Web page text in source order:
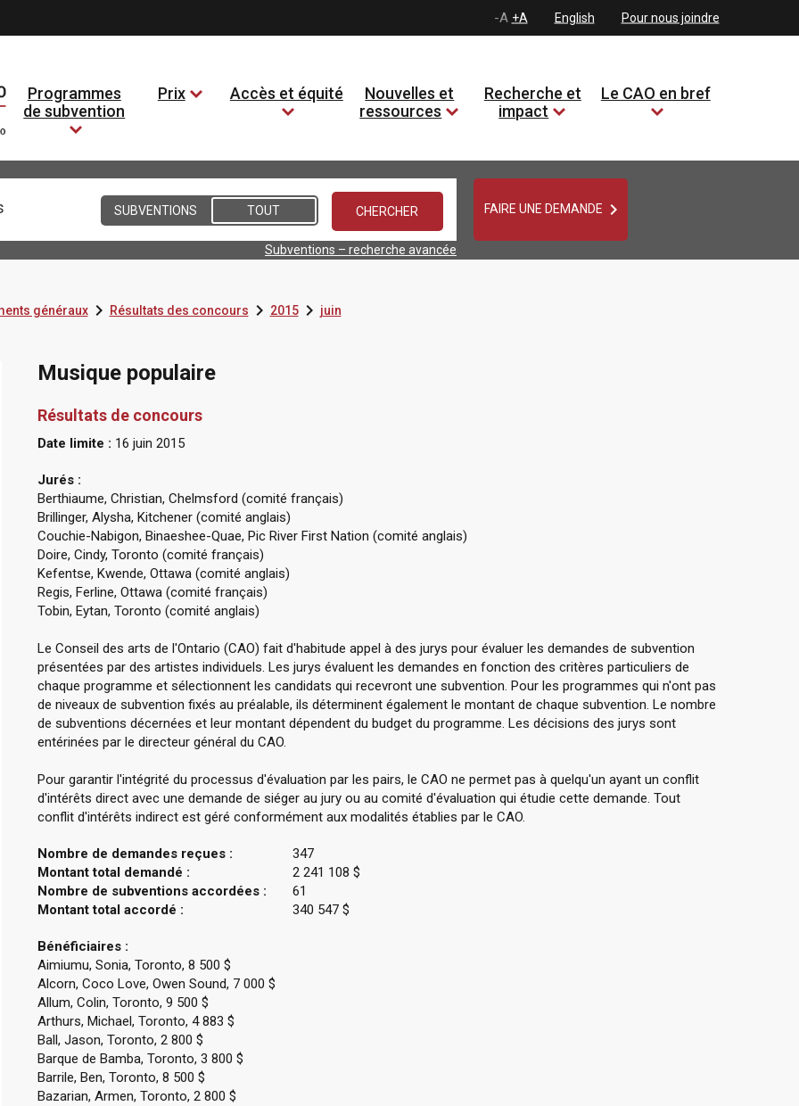
-A +A English Pour nous joindre
Programmes
de subvention
Prix Accès et équité
Nouvelles et
ressources
Recherche et
impact
Le CAO en bref
SUBVENTIONS TOUT
Subventions – recherche avancée
FAIRE UNE DEMANDE 
générauxRésultats des concours2015juin
Musique populaire
Résultats de concours
Date limite : 16 juin 2015
Jurés :
Berthiaume, Christian, Chelmsford (comité français)
Brillinger, Alysha, Kitchener (comité anglais)
Couchie-Nabigon, Binaeshee-Quae, Pic River First Nation (comité anglais)
Doire, Cindy, Toronto (comité français)
Kefentse, Kwende, Ottawa (comité anglais)
Regis, Ferline, Ottawa (comité français)
Tobin, Eytan, Toronto (comité anglais)
Le Conseil des arts de l'Ontario (CAO) fait d'habitude appel à des jurys pour évaluer les demandes de subvention
présentées par des artistes individuels. Les jurys évaluent les demandes en fonction des critères particuliers de
chaque programme et sélectionnent les candidats qui recevront une subvention. Pour les programmes qui n'ont pas
de niveaux de subvention fixés au préalable, ils déterminent également le montant de chaque subvention. Le nombre
de subventions décernées et leur montant dépendent du budget du programme. Les décisions des jurys sont
entérinées par le directeur général du CAO.
Pour garantir l'intégrité du processus d'évaluation par les pairs, le CAO ne permet pas à quelqu'un ayant un conflit
d'intérêts direct avec une demande de siéger au jury ou au comité d'évaluation qui étudie cette demande. Tout
conflit d'intérêts indirect est géré conformément aux modalités établies par le CAO.
Nombre de demandes reçues :
347
Montant total demandé :
2 241 108 $
Nombre de subventions accordées :
61
Montant total accordé :
340 547 $
Bénéficiaires :
Aimiumu, Sonia, Toronto, 8 500 $
Alcorn, Coco Love, Owen Sound, 7 000 $
Allum, Colin, Toronto, 9 500 $
Arthurs, Michael, Toronto, 4 883 $
Ball, Jason, Toronto, 2 800 $
Barque de Bamba, Toronto, 3 800 $
Barrile, Ben, Toronto, 8 500 $
Bazarian, Armen, Toronto, 2 800 $